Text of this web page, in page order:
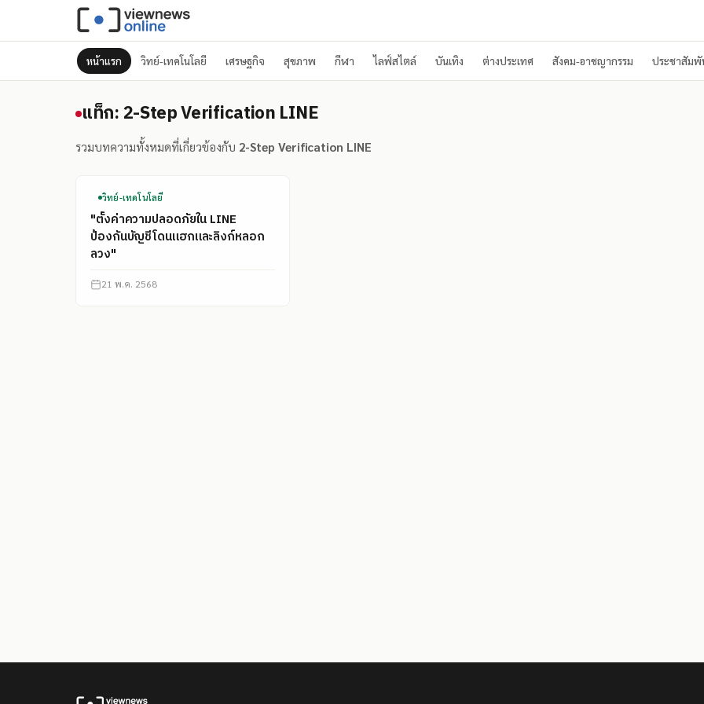
หน้าแรก วิทย์-เทคโนโลยี เศรษฐกิจ สุขภาพ กีฬา ไลฟ์สไตล์ บันเทิง ต่างประเทศ สังคม-อาชญากรรม ประชาสัมพั
แท็ก: 2-Step Verification LINE
แท็ก: 2-Step Verification LINE
รวมบทความทั้งหมดที่เกี่ยวข้องกับ 2-Step Verification LINE
วิทย์-เทคโนโลยี
"ตั้งค่าความปลอดภัยใน LINE
ป้องกันบัญชีโดนแฮกและลิงก์หลอก
ลวง"
21 พ.ค. 2568